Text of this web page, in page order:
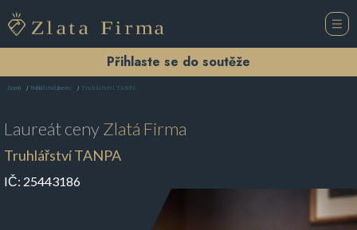
Přihlaste se do soutěže
Domů Truhlářství Liberec Truhlářství TANPA
Laureát cenyZlatá Firma
Truhlářství TANPA
IČ: 25443186